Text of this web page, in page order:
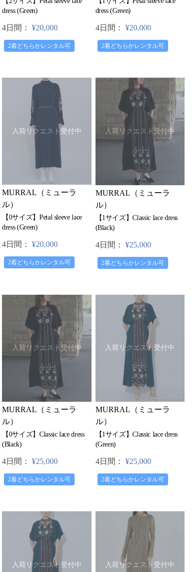
dress (Green)
4日間： ¥20,000
2着どちらかレンタル可
dress (Green)
4日間： ¥20,000
2着どちらかレンタル可
入荷リクエスト受付中
MURRAL（ミューラ
ル）
【0サイズ】Petal sleeve lace
dress (Green)
4日間： ¥20,000
2着どちらかレンタル可
入荷リクエスト受付中
MURRAL（ミューラ
ル）
【1サイズ】Classic lace dress
(Black)
4日間： ¥25,000
2着どちらかレンタル可
入荷リクエスト受付中
MURRAL（ミューラ
ル）
【0サイズ】Classic lace dress
(Black)
4日間： ¥25,000
2着どちらかレンタル可
入荷リクエスト受付中
MURRAL（ミューラ
ル）
【1サイズ】Classic lace dress
(Green)
4日間： ¥25,000
2着どちらかレンタル可
入荷リクエスト受付中 入荷リクエスト受付中